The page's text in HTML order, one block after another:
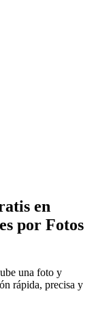
en
por Fotos
una foto y
rápida, precisa y